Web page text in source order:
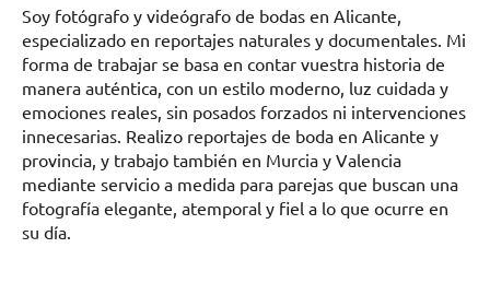
Soy fotógrafo y videógrafo de bodas en Alicante,
especializado en reportajes naturales y documentales. Mi
forma de trabajar se basa en contar vuestra historia de
manera auténtica, con un estilo moderno, luz cuidada y
emociones reales, sin posados forzados ni intervenciones
innecesarias. Realizo reportajes de boda en Alicante y
provincia, y trabajo también en Murcia y Valencia
mediante servicio a medida para parejas que buscan una
fotografía elegante, atemporal y fiel a lo que ocurre en
su día.